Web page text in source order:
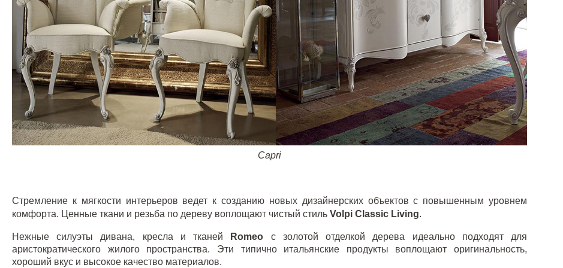
Capri
Стремление к мягкости интерьеров ведет к созданию новых дизайнерских объектов с повышенным уровнем
комфорта. Ценные ткани и резьба по дереву воплощают чистый стиль Volpi Classic Living.
Нежные силуэты дивана, кресла и тканей Romeo с золотой отделкой дерева идеально подходят для
аристократического жилого пространства. Эти типично итальянские продукты воплощают оригинальность,
хороший вкус и высокое качество материалов.